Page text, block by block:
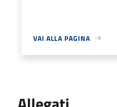
VAI ALLA PAGINA